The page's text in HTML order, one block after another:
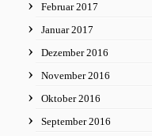
Februar 2017
Januar 2017
Dezember 2016
November 2016
Oktober 2016
September 2016